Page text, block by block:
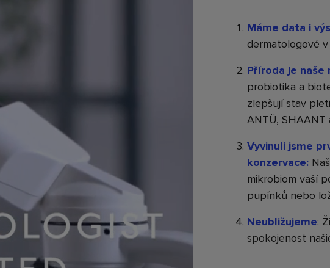
Máme data i
dermatologové
Příroda je naše
probiotika a
zlepšují stav
ANTÜ, SHAANT
Vyvinuli jsme
konzervace:
mikrobiom vaší
pupínků nebo
Neubližujeme:
spokojenost